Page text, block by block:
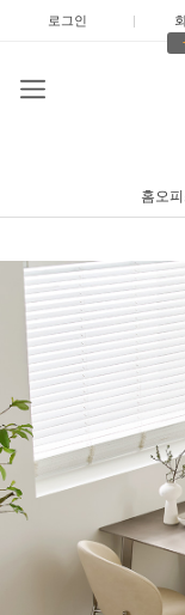
로그인 |
홈오